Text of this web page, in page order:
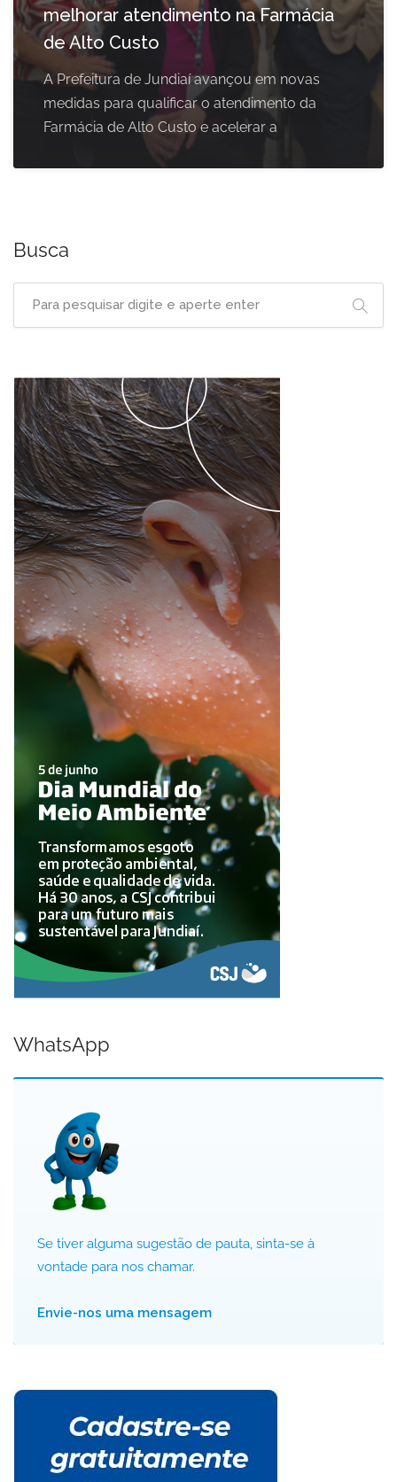
melhorar atendimento na Farmácia
de Alto Custo
A Prefeitura de Jundiaí avançou em novas
medidas para qualificar o atendimento da
Farmácia de Alto Custo e acelerar a
Busca
WhatsApp
Se tiver alguma sugestão de pauta, sinta-se à
vontade para nos chamar.
Envie-nos uma mensagem